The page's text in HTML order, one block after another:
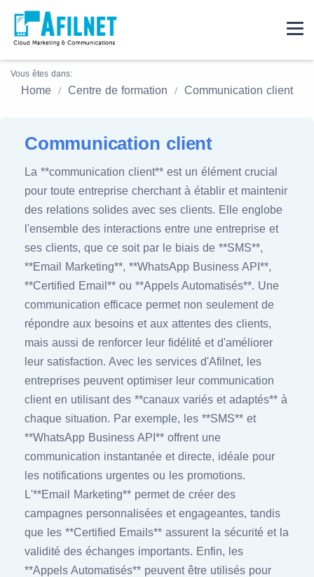
Vous êtes dans:
Home Centre de formation Communication client
Communication client
La **communication client** est un élément crucial
pour toute entreprise cherchant à établir et maintenir
des relations solides avec ses clients. Elle englobe
l'ensemble des interactions entre une entreprise et
ses clients, que ce soit par le biais de **SMS**,
**Email Marketing**, **WhatsApp Business API**,
**Certified Email** ou **Appels Automatisés**. Une
communication efficace permet non seulement de
répondre aux besoins et aux attentes des clients,
mais aussi de renforcer leur fidélité et d'améliorer
leur satisfaction. Avec les services d'Afilnet, les
entreprises peuvent optimiser leur communication
client en utilisant des **canaux variés et adaptés** à
chaque situation. Par exemple, les **SMS** et
**WhatsApp Business API** offrent une
communication instantanée et directe, idéale pour
les notifications urgentes ou les promotions.
L'**Email Marketing** permet de créer des
campagnes personnalisées et engageantes, tandis
que les **Certified Emails** assurent la sécurité et la
validité des échanges importants. Enfin, les
**Appels Automatisés** peuvent être utilisés pour